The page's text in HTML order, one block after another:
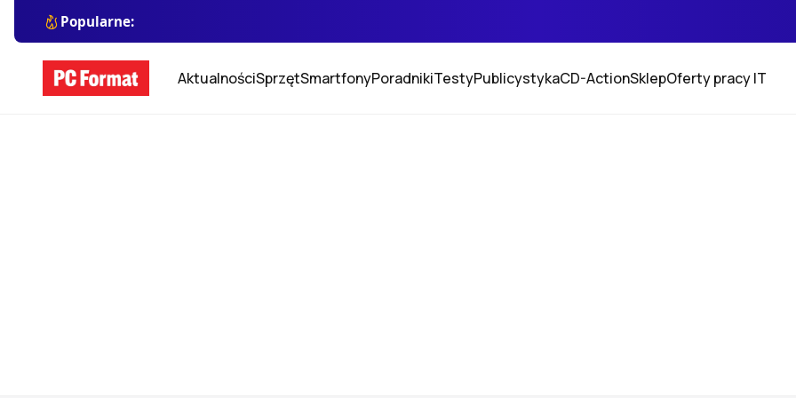
Popularne:
AktualnościSprzętSmartfonyPoradnikiTestyPublicystykaCD-ActionSklepOferty pracy IT